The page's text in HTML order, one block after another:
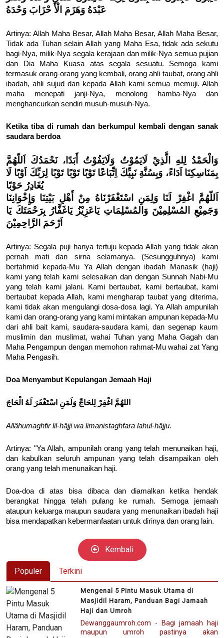
عَبْدَهُ وَهَزَمَ الْأَ حْزَابَ وَحْدَهُ
Artinya: Allah Maha Besar, Allah Maha Besar, Allah Maha Besar,
Tidak ada Tuhan selain Allah yang Maha Esa, tidak ada sekutu
bagi-Nya, milik-Nya segala kerajaan dan milik-Nya semua pujian
dan Dia Maha Kuasa atas segala sesuatu. Semoga kami
termasuk orang-orang yang kembali, orang ahli taubat, orang ahli
ibadah, ahli sujud dan kepada Allah kami semua memuji. Allah
maha menepati janji-Nya, menolong hamba-Nya dan
menghancurkan sendiri musuh-musuh-Nya.
Ketika tiba di rumah dan berkumpul kembali dengan sanak
saudara berdoa
وَالْحَمْدُ لِلهِ الَّذِيْ لَايَمُوْتُ وَلَايَفُوْتُ أَبَدًا، نَحْمَدُكَ اَللّهُمَّ
بِمَنَاسِكِنَا اَدَاءً، وَبِسُنَّةِ نَبِيِّكَ اِتِّبَاعًا تَوْبًا تَوْبًا تَوْبًا لِرَبِّكَ اَوْبًا لَا
يُغَادِرُ حَوْبًا
اَللّهُمَّ اغْفِرْ لَنَا وَلِمَنِ اسْتَغْفَرْنَاهُ مِنْ أَهْلِ بَيْتِنَا وَإِخْوَانِنَا
وَجَمِيْعِ المُسْلِمِيْنَ وَالمُسْلِمَاتِ يَاعَزِيْزُ يَاغَفَّارُ بِرَحْمَتَكَ يَا
اَرْحَمَ الرَّاحِمِيْنَ
Artinya: Segala puji hanya tertuju kepada Allah yang tidak akan
pernah mati dan sirna selamanya. (Sesungguhnya) kami
bertahmid kepada-Mu Ya Allah dengan ibadah Manasik (haji)
kami yang telah kami selesaikan dan dengan Sunnah Nabi-Mu
yang telah kami jalani. Kami bertaubat, kami bertaubat, kami
bertaubat kepada Allah, kami mengharap taubat yang diterima,
kami tidak akan mengulangi dosa-dosa lagi. Ya Allah ampunilah
kami dan orang-orang yang kami mintakan ampunan kepada-Mu
dari ahli bait kami, saudara-saudara kami, dan segenap kaum
muslimin dan muslimat, wahai Tuhan yang Maha Gagah dan
Maha Pengampun dengan memohon rahmat-Mu wahai zat Yang
Maha Pengasih.
Doa Menyambut Kepulangan Jemaah Haji
اللهُمَّ اغْفِرْ لِلحَاجِّ وَلَمَنِ اسْتَغْفَرَ لَهُ الْحَاجَ
Allâhumaghfir lil-hâjji wa limanistaghfara lahul-hâjju.
Artinya: "Ya Allah, ampunilah orang yang telah menunaikan haji,
dan kabulkan seluruh ampunan yang telah disampaikan oleh
orang yang telah menunaikan haji.
Doa-doa di atas bisa dibaca dan diamalkan ketika hendak
berangkat hingga telah pulang ke rumah. Semoga jemaah
ataupun keluarga maupun saudara yang menunaikan ibadah haji
bisa mendapatkan kebermanfaatan untuk dirinya dan orang lain.
Kembali
Populer Terkini
Mengenal 5 Pintu Masuk Utama di
Masjidil Haram, Panduan Bagi Jamaah
Haji dan Umroh
Dewanggaumroh.com - Bagi jamaah haji
maupun umroh pastinya akan